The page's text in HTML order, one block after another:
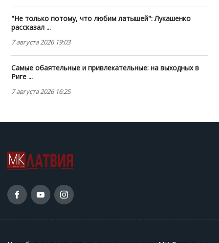
"Не только потому, что любим латышей": Лукашенко
рассказал ...
7 августа 2026 19:03
Самые обаятельные и привлекательные: на выходных в
Риге ...
7 августа 2026 16:25